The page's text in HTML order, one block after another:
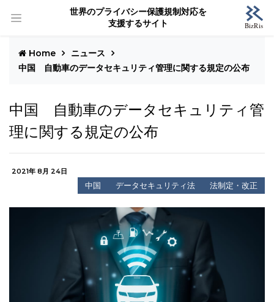
世界のプライバシー保護規制対応を
支援するサイト
Home
ニュース
中国 自動車のデータセキュリティ管理に関する規定の公布
中国 自動車のデータセキュリティ管
理に関する規定の公布
2021年 8月 24日
中国 データセキュリティ法 法制定・改正